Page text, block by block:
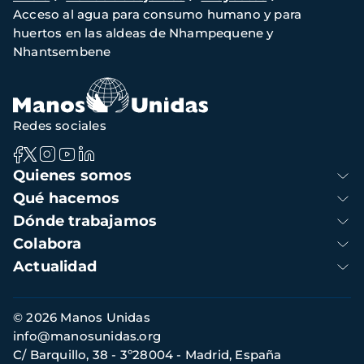
de
navegación
Acceso al agua para consumo humano y para
huertos en las aldeas de Nhampequene y
Nhantsembene
Navegación
principal
Quienes somos
Qué hacemos
Dónde trabajamos
Colabora
Actualidad
Redes sociales
Información
de
contacto
© 2026 Manos Unidas
C/ Barquillo, 38 - 3º28004 - Madrid, España
info@manosunidas.org